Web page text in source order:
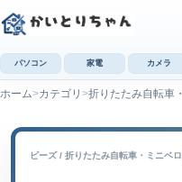
パソコン 家電 カメラ
ホーム カテゴリ 折りたたみ自転車
ビーズ / 折りたたみ自転車・ミニベ